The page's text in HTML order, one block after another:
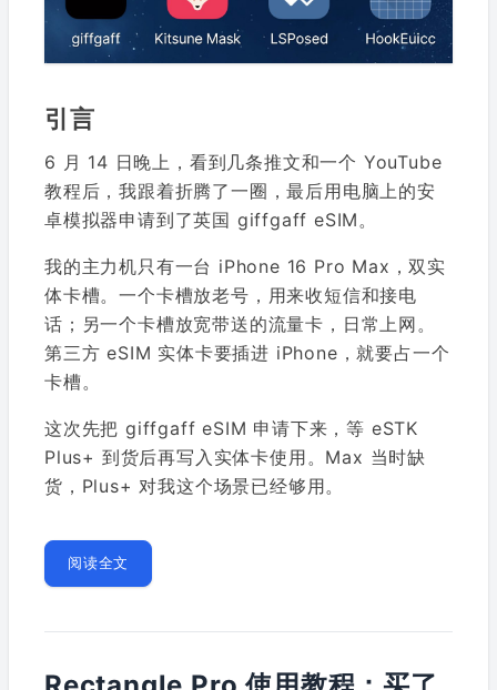
引言
6 月 14 日晚上，看到几条推文和一个 YouTube
教程后，我跟着折腾了一圈，最后用电脑上的安
卓模拟器申请到了英国 giffgaff eSIM。
我的主力机只有一台 iPhone 16 Pro Max，双实
体卡槽。一个卡槽放老号，用来收短信和接电
话；另一个卡槽放宽带送的流量卡，日常上网。
第三方 eSIM 实体卡要插进 iPhone，就要占一个
卡槽。
这次先把 giffgaff eSIM 申请下来，等 eSTK
Plus+ 到货后再写入实体卡使用。Max 当时缺
货，Plus+ 对我这个场景已经够用。
阅读全文